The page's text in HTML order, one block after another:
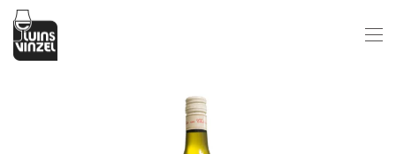
Passer au contenu principal